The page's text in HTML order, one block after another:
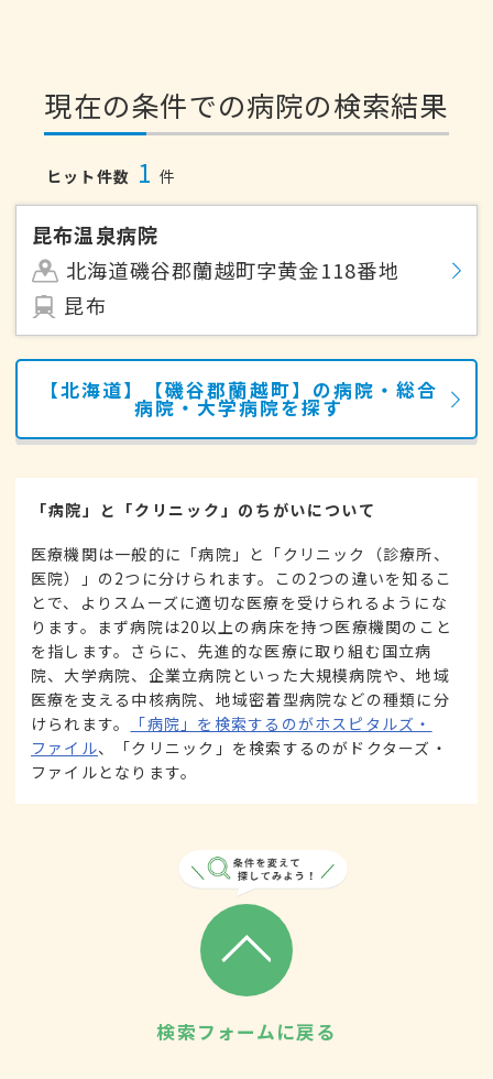
現在の条件での病院の検索結果
ヒット件数 1 件
昆布温泉病院
北海道磯谷郡蘭越町字黄金118番地
昆布
【北海道】【磯谷郡蘭越町】の病院・総合
病院・大学病院を探す
「病院」と「クリニック」のちがいについて
医療機関は一般的に「病院」と「クリニック（診療所、
医院）」の2つに分けられます。この2つの違いを知るこ
とで、よりスムーズに適切な医療を受けられるようにな
ります。まず病院は20以上の病床を持つ医療機関のこと
を指します。さらに、先進的な医療に取り組む国立病
院、大学病院、企業立病院といった大規模病院や、地域
医療を支える中核病院、地域密着型病院などの種類に分
けられます。
「病院」を検索するのがホスピタルズ・
ファイル、「クリニック」を検索するのがドクターズ・
ファイルとなります。
検索フォームに戻る